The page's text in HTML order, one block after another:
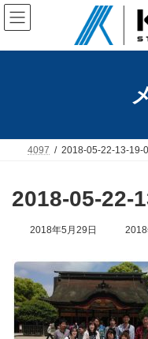
コ
ン
テ
ン
ナ
ビ
ゲ
ー
4097 2018-05-22-13-19-
2018-05-22-
2018年5月29日
最
新
日
時
: